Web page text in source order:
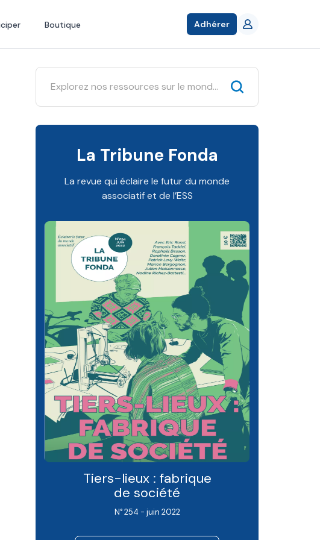
Boutique Adhérer
La Tribune Fonda
La revue qui éclaire le futur du monde
associatif et de l’ESS
Tiers-lieux : fabrique
de société
N° 254 - juin 2022